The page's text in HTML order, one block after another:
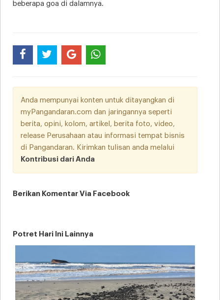
beberapa goa di dalamnya.
Anda mempunyai konten untuk ditayangkan di
myPangandaran.com dan jaringannya seperti
berita, opini, kolom, artikel, berita foto, video,
release Perusahaan atau informasi tempat bisnis
di Pangandaran. Kirimkan tulisan anda melalui
Kontribusi dari Anda
Berikan Komentar Via Facebook
Potret Hari Ini Lainnya